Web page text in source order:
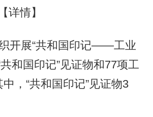
【详情】
开展“共和国印记——工业
和国印记”见证物和77项工
，“共和国印记”见证物3